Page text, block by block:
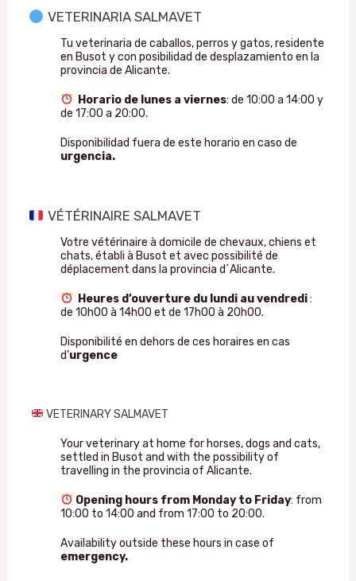
VETERINARIA SALMAVET
Tu veterinaria de caballos, perros y gatos, residente
en Busot y con posibilidad de desplazamiento en la
provincia de Alicante.
Horario de lunes a viernes: de 10:00 a 14:00 y
de 17:00 a 20:00.
Disponibilidad fuera de este horario en caso de
urgencia.
VÉTÉRINAIRE SALMAVET
Votre vétérinaire à domicile de chevaux, chiens et
chats, établi à Busot et avec possibilité de
déplacement dans la provincia d´Alicante.
Heures d’ouverture du lundi au vendredi:
de 10h00 à 14h00 et de 17h00 à 20h00.
Disponibilité en dehors de ces horaires en cas
d’urgence
VETERINARY SALMAVET
Your veterinary at home for horses, dogs and cats,
settled in Busot and with the possibility of
travelling in the provincia of Alicante.
Opening hours from Monday to Friday: from
10:00 to 14:00 and from 17:00 to 20:00.
Availability outside these hours in case of
emergency.